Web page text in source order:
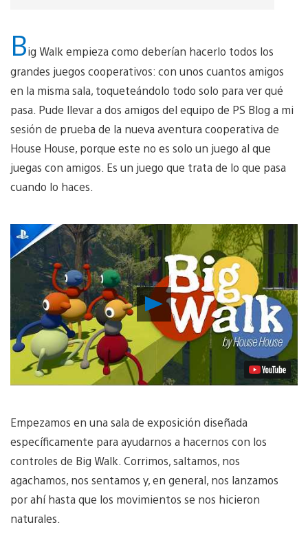
Big Walk empieza como deberían hacerlo todos los
grandes juegos cooperativos: con unos cuantos amigos
en la misma sala, toqueteándolo todo solo para ver qué
pasa. Pude llevar a dos amigos del equipo de PS Blog a mi
sesión de prueba de la nueva aventura cooperativa de
House House, porque este no es solo un juego al que
juegas con amigos. Es un juego que trata de lo que pasa
cuando lo haces.
Reproducir
vídeo
Empezamos en una sala de exposición diseñada
específicamente para ayudarnos a hacernos con los
controles de Big Walk. Corrimos, saltamos, nos
agachamos, nos sentamos y, en general, nos lanzamos
por ahí hasta que los movimientos se nos hicieron
naturales.